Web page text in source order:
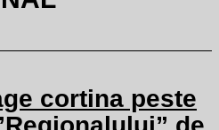
cortina peste